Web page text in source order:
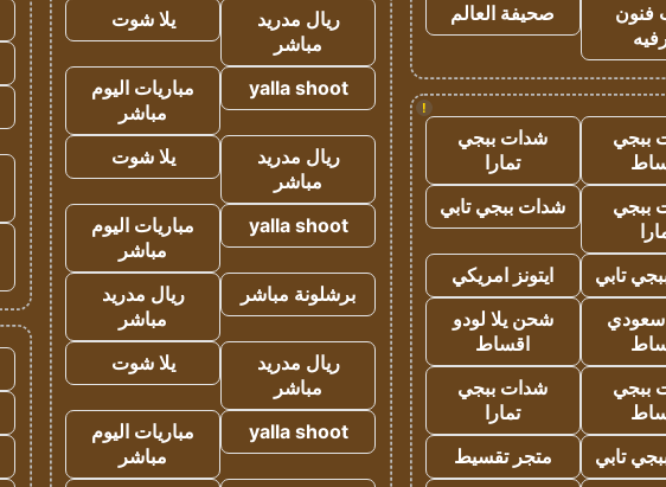
فنون
صحيفة العالم
!
ببجي
شدات ببجي
تمارا
ببجي
شدات ببجي تابي
تابي
ايتونز امريكي
سعودي
شحن يلا لودو
اقساط
ببجي
شدات ببجي
تمارا
تابي
متجر تقسيط
ريال مدريد
مباشر
يلا شوت
yalla shoot
مباريات اليوم
مباشر
ريال مدريد
مباشر
يلا شوت
yalla shoot
مباريات اليوم
مباشر
برشلونة مباشر
ريال مدريد
مباشر
ريال مدريد
مباشر
يلا شوت
yalla shoot
مباريات اليوم
مباشر